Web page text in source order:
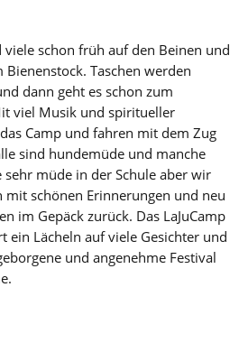
schon früh auf den Beinen und
Taschen werden
dann geht es schon zum
viel Musik und spiritueller
Camp und fahren mit dem Zug
sind hundemüde und manche
sehr müde in der Schule aber wir
schönen Erinnerungen und neu
im Gepäck zurück. Das LaJuCamp
ein Lächeln auf viele Gesichter und
und angenehme Festival